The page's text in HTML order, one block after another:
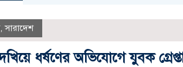
,সারাদেশ
ধর্ষণের অভিযোগে যুবক